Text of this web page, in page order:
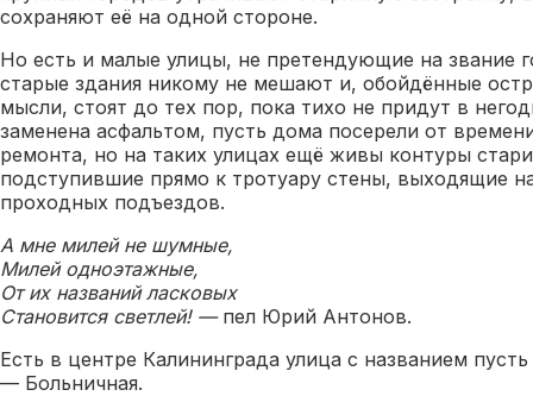
сохраняют её на одной стороне.
Но есть и малые улицы, не претендующие на звание
старые здания никому не мешают и, обойдённые
мысли, стоят до тех пор, пока тихо не придут в
заменена асфальтом, пусть дома посерели от
ремонта, но на таких улицах ещё живы контуры
подступившие прямо к тротуару стены, выходящие
проходных подъездов.
А мне милей не шумные,
Милей одноэтажные,
От их названий ласковых
Становится светлей! — пел Юрий Антонов.
Есть в центре Калининграда улица с названием
— Больничная.